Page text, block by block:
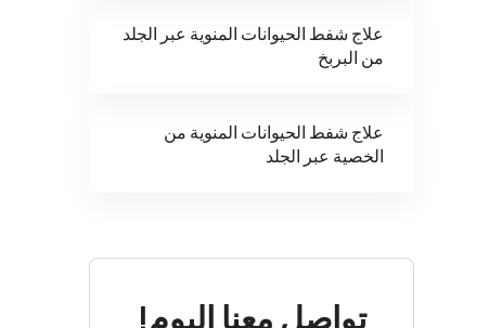
علاج شفط الحيوانات المنوية عبر الجلد
من البربخ
علاج شفط الحيوانات المنوية من
الخصية عبر الجلد
تواصل معنا اليوم!